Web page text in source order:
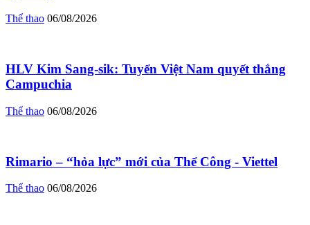
Thể thao 06/08/2026
HLV Kim Sang-sik: Tuyển Việt Nam quyết thắng
Campuchia
Thể thao 06/08/2026
Rimario – “hỏa lực” mới của Thể Công - Viettel
Thể thao 06/08/2026